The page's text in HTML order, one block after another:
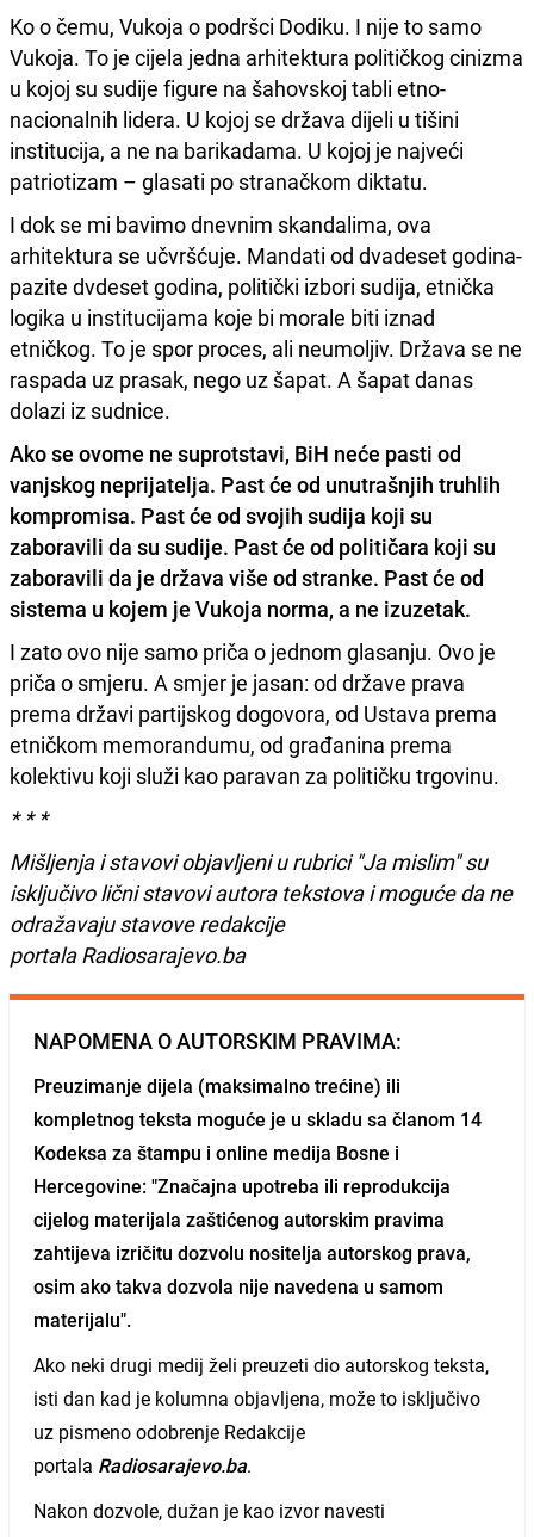
Ko o čemu, Vukoja o podršci Dodiku. I nije to samo
Vukoja. To je cijela jedna arhitektura političkog cinizma
u kojoj su sudije figure na šahovskoj tabli etno-
nacionalnih lidera. U kojoj se država dijeli u tišini
institucija, a ne na barikadama. U kojoj je najveći
patriotizam – glasati po stranačkom diktatu.
I dok se mi bavimo dnevnim skandalima, ova
arhitektura se učvršćuje. Mandati od dvadeset godina-
pazite dvdeset godina, politički izbori sudija, etnička
logika u institucijama koje bi morale biti iznad
etničkog. To je spor proces, ali neumoljiv. Država se ne
raspada uz prasak, nego uz šapat. A šapat danas
dolazi iz sudnice.
Ako se ovome ne suprotstavi, BiH neće pasti od
vanjskog neprijatelja. Past će od unutrašnjih truhlih
kompromisa. Past će od svojih sudija koji su
zaboravili da su sudije. Past će od političara koji su
zaboravili da je država više od stranke. Past će od
sistema u kojem je Vukoja norma, a ne izuzetak.
I zato ovo nije samo priča o jednom glasanju. Ovo je
priča o smjeru. A smjer je jasan: od države prava
prema državi partijskog dogovora, od Ustava prema
etničkom memorandumu, od građanina prema
kolektivu koji služi kao paravan za političku trgovinu.
* * *
Mišljenja i stavovi objavljeni u rubrici "Ja mislim" su
isključivo lični stavovi autora tekstova i moguće da ne
odražavaju stavove redakcije
portala Radiosarajevo.ba
NAPOMENA O AUTORSKIM PRAVIMA:
Preuzimanje dijela (maksimalno trećine) ili
kompletnog teksta moguće je u skladu sa članom 14
Kodeksa za štampu i online medija Bosne i
Hercegovine: "Značajna upotreba ili reprodukcija
cijelog materijala zaštićenog autorskim pravima
zahtijeva izričitu dozvolu nositelja autorskog prava,
osim ako takva dozvola nije navedena u samom
materijalu".
Ako neki drugi medij želi preuzeti dio autorskog teksta,
isti dan kad je kolumna objavljena, može to isključivo
uz pismeno odobrenje Redakcije
portala Radiosarajevo.ba.
Nakon dozvole, dužan je kao izvor navesti